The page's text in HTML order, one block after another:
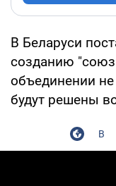
В Беларуси
созданию
объединении
будут решены